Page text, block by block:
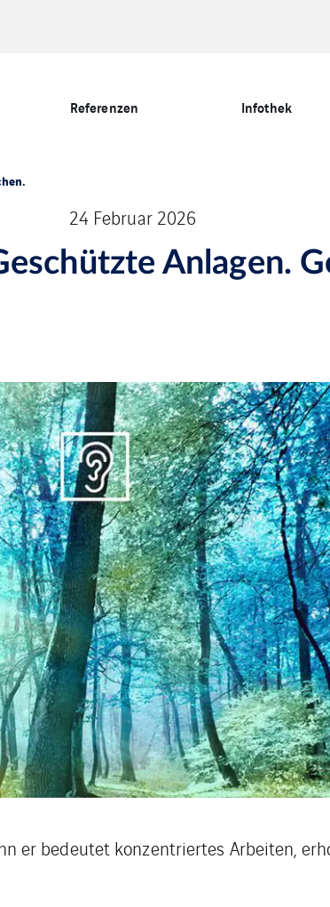
Referenzen Infothek
24 Februar 2026
Anlagen.
er bedeutet konzentriertes Arbeiten,